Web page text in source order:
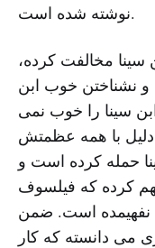
نوشته شده است.
سینا مخالفت کرده،
و نشناختن خوب ابن
سینا را خوب نمی
دلیل با همه عظمتش
حمله کرده است و
کرده که فیلسوف
نفهیمده است. ضمن
می دانسته که کار